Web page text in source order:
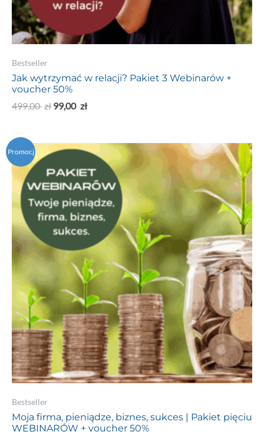
Bestseller
Jak wytrzymać w relacji? Pakiet 3 Webinarów +
voucher 50%
499,00 zł 99,00 zł
Promocj
a!
Bestseller
Moja firma, pieniądze, biznes, sukces | Pakiet pięciu
WEBINARÓW + voucher 50%